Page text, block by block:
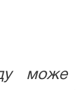
може